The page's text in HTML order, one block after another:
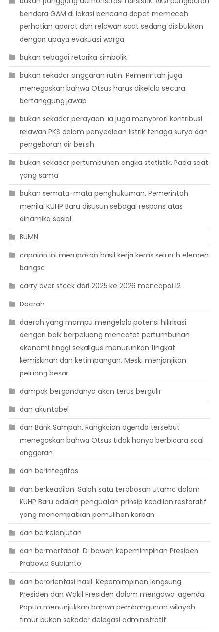
bendera GAM di lokasi bencana dapat memecah
perhatian aparat dan relawan saat sedang disibukkan
dengan upaya evakuasi warga
bukan sebagai retorika simbolik
bukan sekadar anggaran rutin. Pemerintah juga
menegaskan bahwa Otsus harus dikelola secara
bertanggung jawab
bukan sekadar perayaan. Ia juga menyoroti kontribusi
relawan PKS dalam penyediaan listrik tenaga surya dan
pengeboran air bersih
bukan sekadar pertumbuhan angka statistik. Pada saat
yang sama
bukan semata-mata penghukuman. Pemerintah
menilai KUHP Baru disusun sebagai respons atas
dinamika sosial
BUMN
capaian ini merupakan hasil kerja keras seluruh elemen
bangsa
carry over stock dari 2025 ke 2026 mencapai 12
Daerah
daerah yang mampu mengelola potensi hilirisasi
dengan baik berpeluang mencatat pertumbuhan
ekonomi tinggi sekaligus menurunkan tingkat
kemiskinan dan ketimpangan. Meski menjanjikan
peluang besar
dampak bergandanya akan terus bergulir
dan akuntabel
dan Bank Sampah. Rangkaian agenda tersebut
menegaskan bahwa Otsus tidak hanya berbicara soal
anggaran
dan berintegritas
dan berkeadilan. Salah satu terobosan utama dalam
KUHP Baru adalah penguatan prinsip keadilan restoratif
yang menempatkan pemulihan korban
dan berkelanjutan
dan bermartabat. Di bawah kepemimpinan Presiden
Prabowo Subianto
dan berorientasi hasil. Kepemimpinan langsung
Presiden dan Wakil Presiden dalam mengawal agenda
Papua menunjukkan bahwa pembangunan wilayah
timur bukan sekadar delegasi administratif